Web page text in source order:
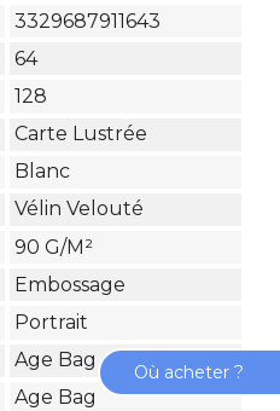
3329687911643
64
128
Carte Lustrée
Blanc
Vélin Velouté
90 G/m²
Embossage
Portrait
Age Bag
Age Bag
Où acheter ?